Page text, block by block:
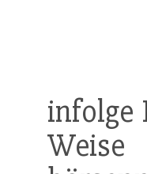
infolge